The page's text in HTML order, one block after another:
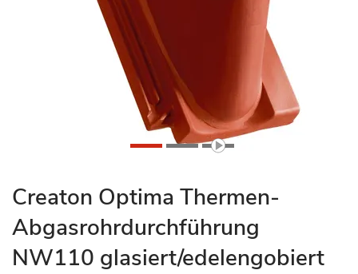
Zum
Anfang
der
Bildgalerie
springen
Creaton Optima Thermen-
Abgasrohrdurchführung
NW110 glasiert/edelengobiert